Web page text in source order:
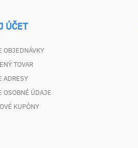
ÚČET
OBJEDNÁVKY
TOVAR
ADRESY
OSOBNÉ ÚDAJE
KUPÓNY